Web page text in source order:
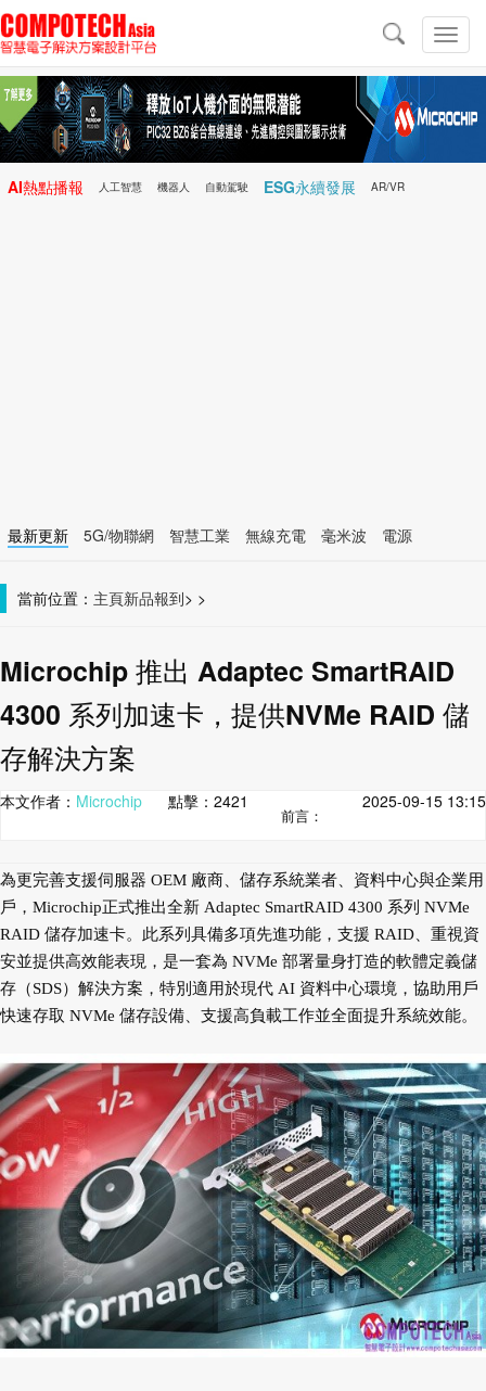
切
換
導
導
航
AI熱點播報 人工智慧 機器人 自動駕駛 ESG永續發展 AR/VR
最新更新 5G/物聯網 智慧工業 無線充電 毫米波
電源
當前位置： 主頁 >
新品報到 >
Microchip 推出 Adaptec SmartRAID
4300 系列加速卡，提供NVMe RAID 儲
存解決方案
本文作者： Microchip 點擊： 2421 2025-09-15 13:15
前言：
為更完善支援伺服器 OEM 廠商、儲存系統業者、資料中心與企業用
戶，Microchip正式推出全新 Adaptec SmartRAID 4300 系列 NVMe
RAID 儲存加速卡。此系列具備多項先進功能，支援 RAID、重視資
安並提供高效能表現，是一套為 NVMe 部署量身打造的軟體定義儲
存（SDS）解決方案，特別適用於現代 AI 資料中心環境，協助用戶
快速存取 NVMe 儲存設備、支援高負載工作並全面提升系統效能。